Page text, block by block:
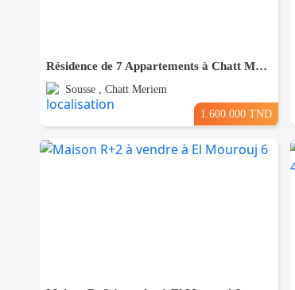
Résidence de 7 Appartements à Chatt Mariem prés de la Mer
Sousse , Chatt Meriem
1.600.000 TND